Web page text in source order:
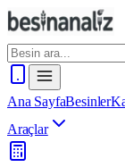
Ana SayfaBesinler
Araçlar